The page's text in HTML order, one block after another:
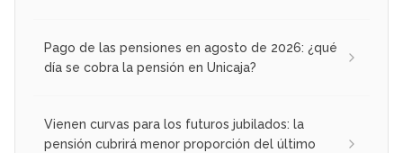
Pago de las pensiones en agosto de 2026: ¿qué
día se cobra la pensión en Unicaja?
Vienen curvas para los futuros jubilados: la
pensión cubrirá menor proporción del último